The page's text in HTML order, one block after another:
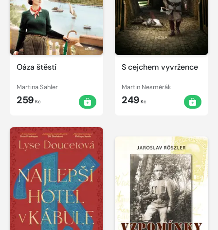
Oáza štěstí
Martina Sahler
259 Kč
S cejchem vyvržence
Martin Nesměrák
249 Kč